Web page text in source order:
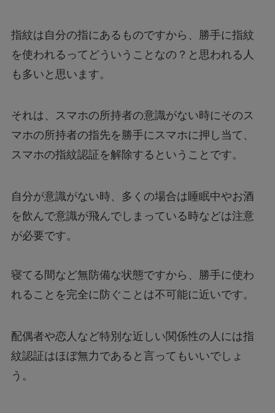
指紋は自分の指にあるものですから、勝手に指紋
を使われるってどういうことなの？と思われる人
も多いと思います。
それは、スマホの所持者の意識がない時にそのス
マホの所持者の指先を勝手にスマホに押し当て、
スマホの指紋認証を解除するということです。
自分が意識がない時、多くの場合は睡眠中やお酒
を飲んで意識が飛んでしまっている時などは注意
が必要です。
寝てる間など無防備な状態ですから、勝手に使わ
れることを完全に防ぐことは不可能に近いです。
配偶者や恋人など特別な近しい関係性の人には指
紋認証はほぼ無力であると言ってもいいでしょ
う。